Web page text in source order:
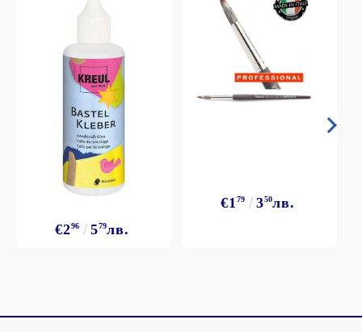
€296 579лв.
€1 79 350лв.